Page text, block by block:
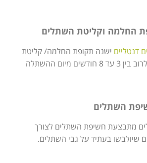
החלמה וקליטת השתלים
דנטליים ישנה תקופת החלמה/ קליטת
השתלים שנמשכת לרוב בין 3 עד 8 חודשים מיום ההשתלה
השתלים
מתבצעת חשיפת השתלים לצורך
שיולבשו בעתיד על גבי השתלים.